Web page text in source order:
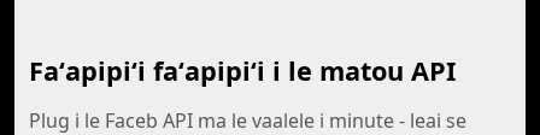
Faʻapipiʻi faʻapipiʻi i le matou API
Plug i le Faceb API ma le vaalele i minute - leai se